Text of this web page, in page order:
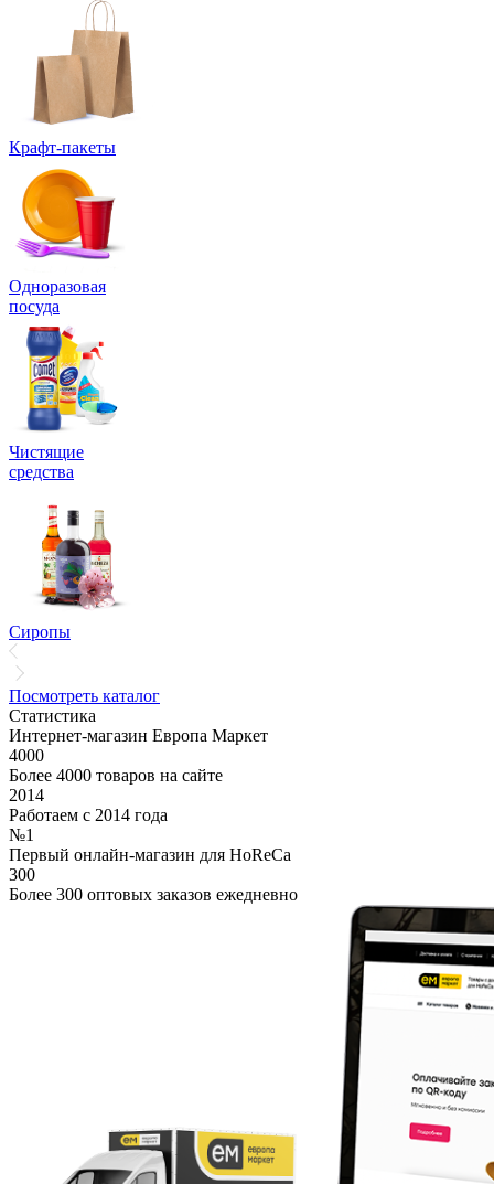
Крафт-пакеты
Одноразовая
посуда
Чистящие
средства
Сиропы
Посмотреть каталог
Статистика
Интернет-магазин Европа Маркет
4000
Более 4000 товаров на сайте
2014
Работаем с 2014 года
№1
Первый онлайн-магазин для HoReCa
300
Более 300 оптовых заказов ежедневно